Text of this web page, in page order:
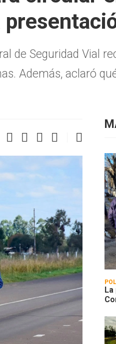
de Seguridad Vial
Además, aclaró